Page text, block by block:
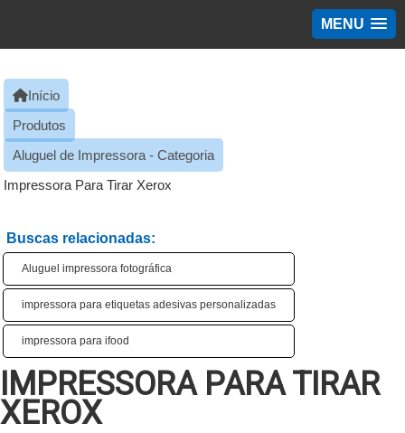
MENU
Início
Produtos
Aluguel de Impressora - Categoria
Impressora Para Tirar Xerox​
Buscas relacionadas:
Aluguel impressora fotográfica
impressora para etiquetas adesivas personalizadas
impressora para ifood​
IMPRESSORA PARA TIRAR
XEROX​